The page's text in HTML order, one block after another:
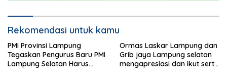
Rekomendasi untuk kamu
PMI Provinsi Lampung
Tegaskan Pengurus Baru PMI
Lampung Selatan Harus
Ormas Laskar Lampung dan
Grib jaya Lampung selatan
mengapresiasi dan ikut serta